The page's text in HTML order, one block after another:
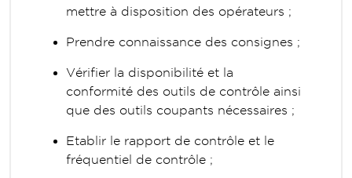
mettre à disposition des opérateurs ;
Prendre connaissance des consignes ;
Vérifier la disponibilité et la
conformité des outils de contrôle ainsi
que des outils coupants nécessaires ;
Etablir le rapport de contrôle et le
fréquentiel de contrôle ;